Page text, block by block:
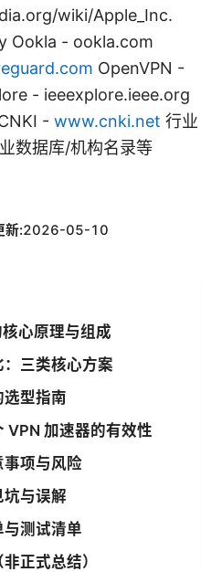
wiki/Apple_Inc.
Ookla - ookla.com
OpenVPN -
- ieeexplore.ieee.org
- www.cnki.net 行业
数据库/机构名录等
新:2026-05-10
心原理与组成
三类核心方案
选型指南
VPN 加速器的有效性
事项与风险
与误解
测试清单
正式总结）